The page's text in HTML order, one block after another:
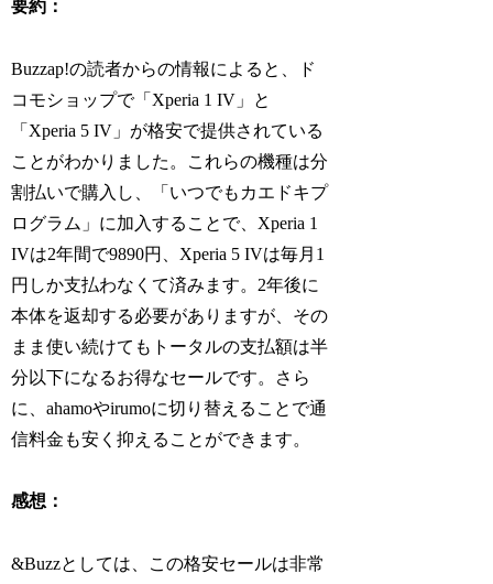
要約：
Buzzap!の読者からの情報によると、ド
コモショップで「Xperia 1 IV」と
「Xperia 5 IV」が格安で提供されている
ことがわかりました。これらの機種は分
割払いで購入し、「いつでもカエドキプ
ログラム」に加入することで、Xperia 1
IVは2年間で9890円、Xperia 5 IVは毎月1
円しか支払わなくて済みます。2年後に
本体を返却する必要がありますが、その
まま使い続けてもトータルの支払額は半
分以下になるお得なセールです。さら
に、ahamoやirumoに切り替えることで通
信料金も安く抑えることができます。
感想：
&Buzzとしては、この格安セールは非常